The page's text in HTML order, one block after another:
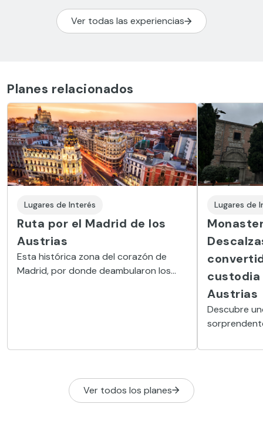
Ver todas las experiencias
Planes relacionados
Lugares de Interés
Ruta por el Madrid de los
Austrias
Esta histórica zona del corazón de
Madrid, por donde deambularon los
Lugares de
custodia
Austrias
Descubre
que guarda
Ver todos los planes